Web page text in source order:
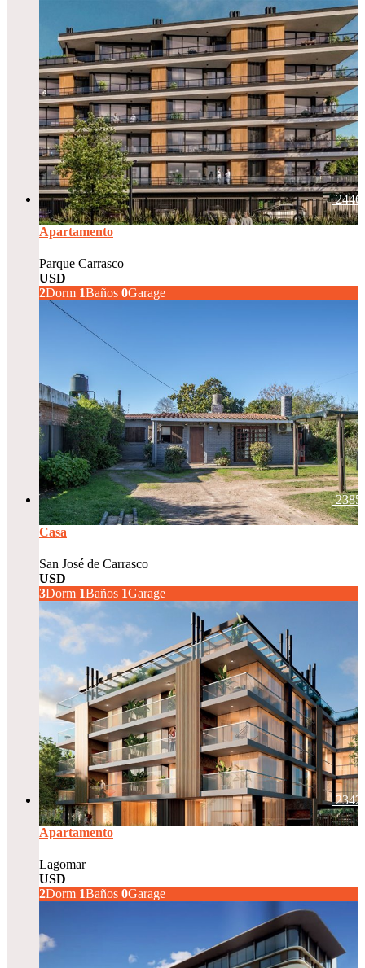
Apartamento
Parque Carrasco
USD
2Dorm 1Baños 0Garage
Casa
San José de Carrasco
USD
3Dorm 1Baños 1Garage
Apartamento
Lagomar
USD
2Dorm 1Baños 0Garage